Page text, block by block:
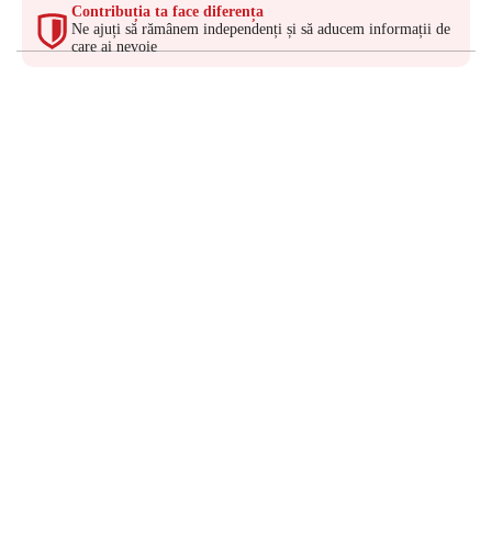
Contribuția ta face diferența
Ne ajuți să rămânem independenți și să aducem informații de
care ai nevoie